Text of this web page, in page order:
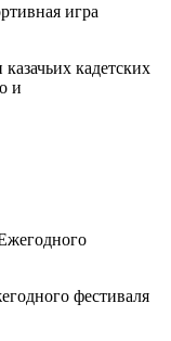
игра
кадетских
и
фестиваля